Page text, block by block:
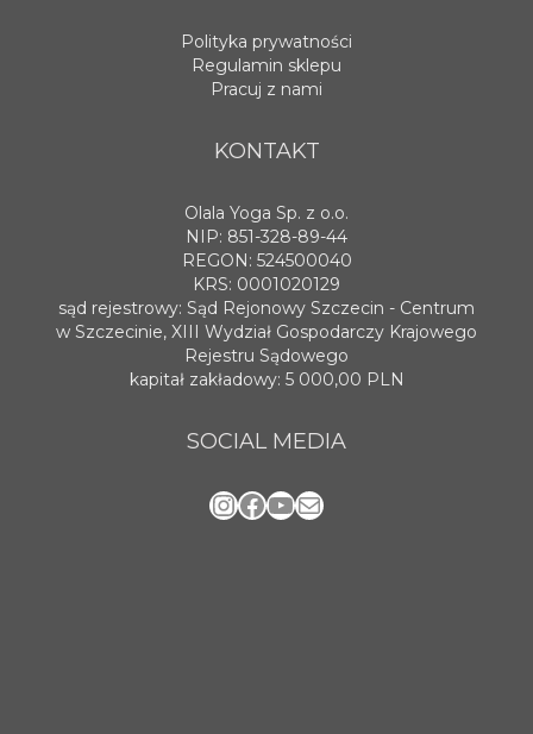
Polityka prywatności
Regulamin sklepu
Pracuj z nami
KONTAKT
Olala Yoga Sp. z o.o.
NIP: 851-328-89-44
REGON: 524500040
KRS: 0001020129
sąd rejestrowy: Sąd Rejonowy Szczecin - Centrum
w Szczecinie, XIII Wydział Gospodarczy Krajowego
Rejestru Sądowego
kapitał zakładowy: 5 000,00 PLN
SOCIAL MEDIA
Instagram
Facebook
YouTube
Mail